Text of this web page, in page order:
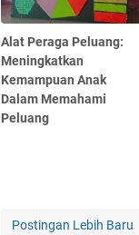
Alat Peraga Peluang:
Meningkatkan
Kemampuan Anak
Dalam Memahami
Peluang
Postingan Lebih Baru